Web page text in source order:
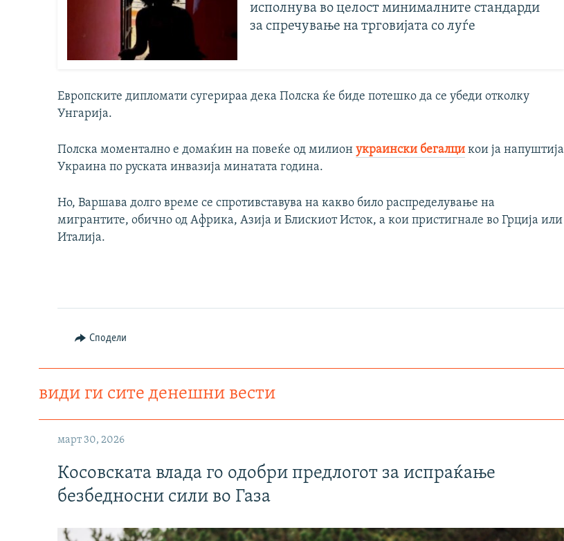
исполнува во целост минималните стандарди
за спречување на трговијата со луѓе
Европските дипломати сугерираа дека Полска ќе биде потешко да се убеди отколку
Унгарија.
Полска моментално е домаќин на повеќе од милион украински бегалци кои ја напуштија
Украина по руската инвазија минатата година.
Но, Варшава долго време се спротивставува на какво било распределување на
мигрантите, обично од Африка, Азија и Блискиот Исток, а кои пристигнале во Грција или
Италија.
Сподели
види ги сите денешни вести
март 30, 2026
Косовската влада го одобри предлогот за испраќање
безбедносни сили во Газа